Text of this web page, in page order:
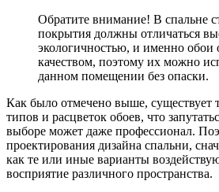
Обратите внимание! В спальне
покрытия должны отличаться
экологичностью, и именно обои
качеством, поэтому их можно
данном помещении без опаски.
Как было отмечено выше, существует
типов и расцветок обоев, что
выборе может даже профессионал.
проектирования дизайна спальни,
как те или иные варианты
восприятие различного пространства.